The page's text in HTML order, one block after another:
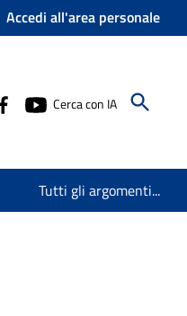
Accedi all'area personale
Cerca con IA
Tutti gli argomenti...